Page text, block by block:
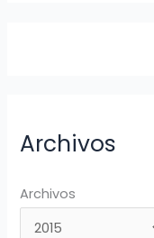
Archivos
Archivos